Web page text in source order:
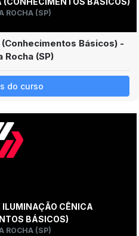
ROCHA (SP)
Básicos) -
Rocha (SP)
do curso
ILUMINAÇÃO CÊNICA
BÁSICOS)
ROCHA (SP)